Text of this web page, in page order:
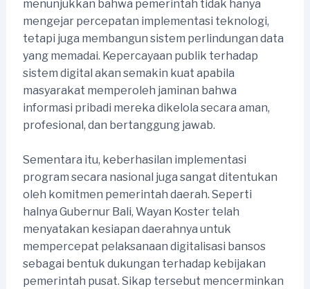
menunjukkan bahwa pemerintah tidak hanya
mengejar percepatan implementasi teknologi,
tetapi juga membangun sistem perlindungan data
yang memadai. Kepercayaan publik terhadap
sistem digital akan semakin kuat apabila
masyarakat memperoleh jaminan bahwa
informasi pribadi mereka dikelola secara aman,
profesional, dan bertanggung jawab.
Sementara itu, keberhasilan implementasi
program secara nasional juga sangat ditentukan
oleh komitmen pemerintah daerah. Seperti
halnya Gubernur Bali, Wayan Koster telah
menyatakan kesiapan daerahnya untuk
mempercepat pelaksanaan digitalisasi bansos
sebagai bentuk dukungan terhadap kebijakan
pemerintah pusat. Sikap tersebut mencerminkan